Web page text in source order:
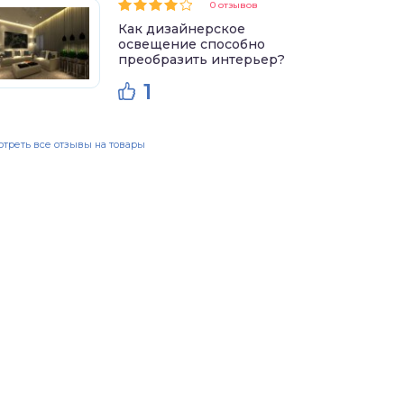
0 отзывов
Как дизайнерское
освещение способно
преобразить интерьер?
1
все отзывы на товары